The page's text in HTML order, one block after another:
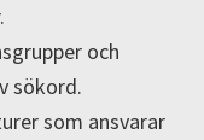
och
sökord.
som ansvarar